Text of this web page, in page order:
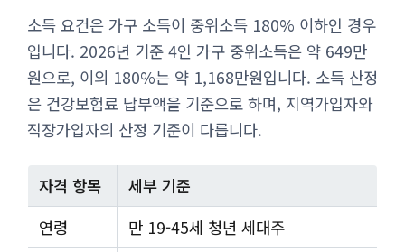
소득 요건은 가구 소득이 중위소득 180% 이하인 경우
입니다. 2026년 기준 4인 가구 중위소득은 약 649만
원으로, 이의 180%는 약 1,168만원입니다. 소득 산정
은 건강보험료 납부액을 기준으로 하며, 지역가입자와
직장가입자의 산정 기준이 다릅니다.
자격 항목
세부 기준
연령
만 19-45세 청년 세대주